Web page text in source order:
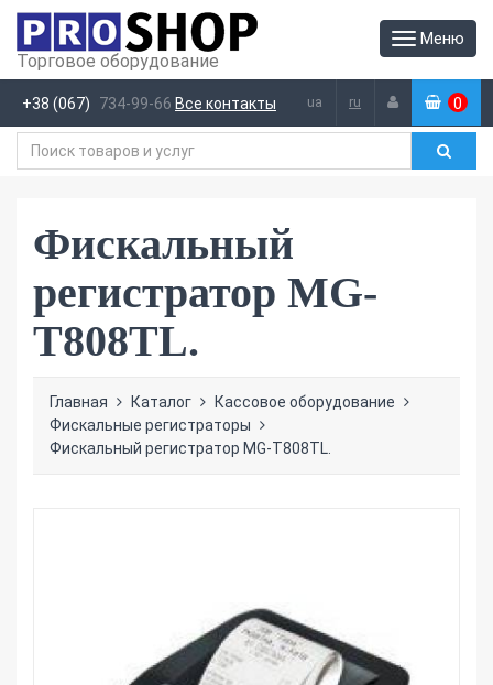
Меню
Торговое оборудование
+38 (067) 734-99-66 Все контакты ua ru (0 )
Фискальный
регистратор MG-
T808TL.
Главная Каталог
Кассовое оборудование
Фискальные регистраторы
Фискальный регистратор MG-T808TL.